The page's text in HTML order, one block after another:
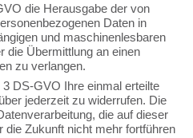
die Herausgabe der von
Daten in
und maschinenlesbaren
die Übermittlung an einen
zu verlangen.
DS-GVO Ihre einmal erteilte
jederzeit zu widerrufen. Die
die auf dieser
die Zukunft nicht mehr fortführen